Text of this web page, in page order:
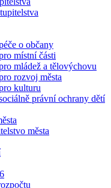
o občany
místní části
mládež a tělovýchovu
rozvoj města
kulturu
právní ochrany dětí
města